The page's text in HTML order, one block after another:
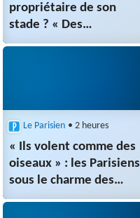
propriétaire de son
stade ? « Des
négociations sont en
Le Parisien • 2 heures
« Ils volent comme des
oiseaux » : les Parisiens
sous le charme des
plongeurs de haut vol